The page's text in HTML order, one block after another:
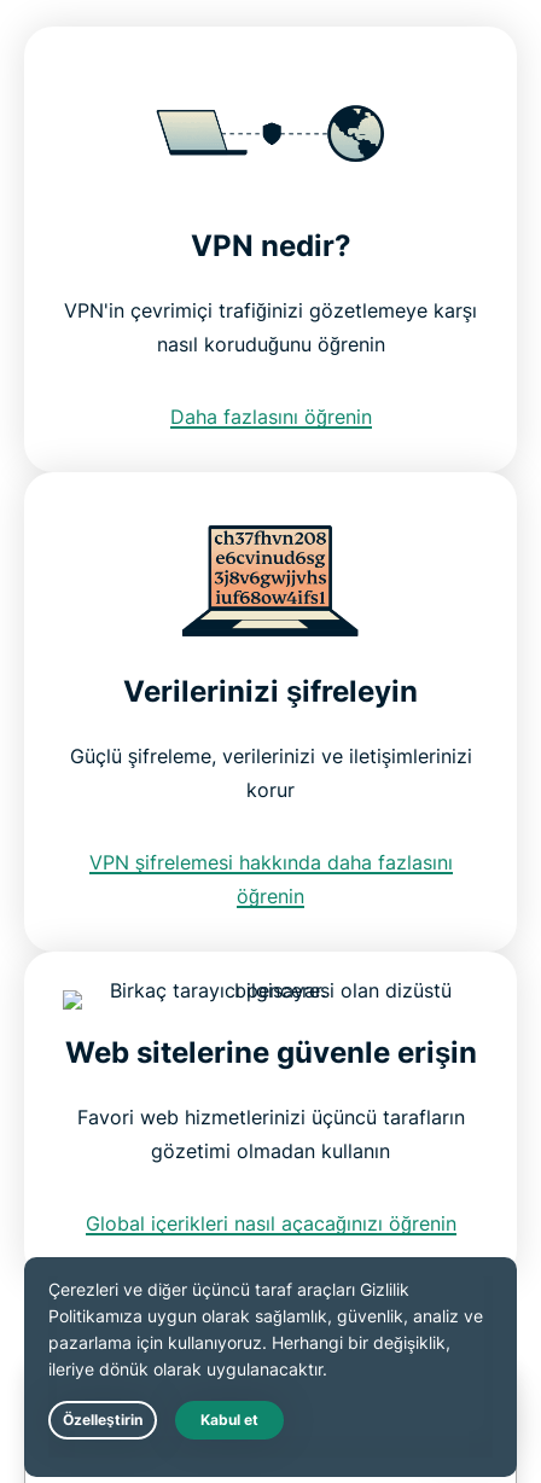
VPN nedir?
VPN'in çevrimiçi trafiğinizi gözetlemeye karşı
nasıl koruduğunu öğrenin
Daha fazlasını öğrenin
Verilerinizi şifreleyin
Güçlü şifreleme, verilerinizi ve iletişimlerinizi
korur
VPN şifrelemesi hakkında daha fazlasını
öğrenin
Web sitelerine güvenle erişin
Favori web hizmetlerinizi üçüncü tarafların
gözetimi olmadan kullanın
Global içerikleri nasıl açacağınızı öğrenin
ExpressVPN, gizliliği ve güvenliği en ön
planda tutan bir hizmettir ve telif hakkı